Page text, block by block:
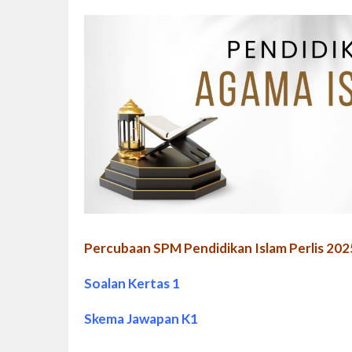
Percubaan SPM Pendidikan Islam Perlis
Soalan Kertas 1
Skema Jawapan K1